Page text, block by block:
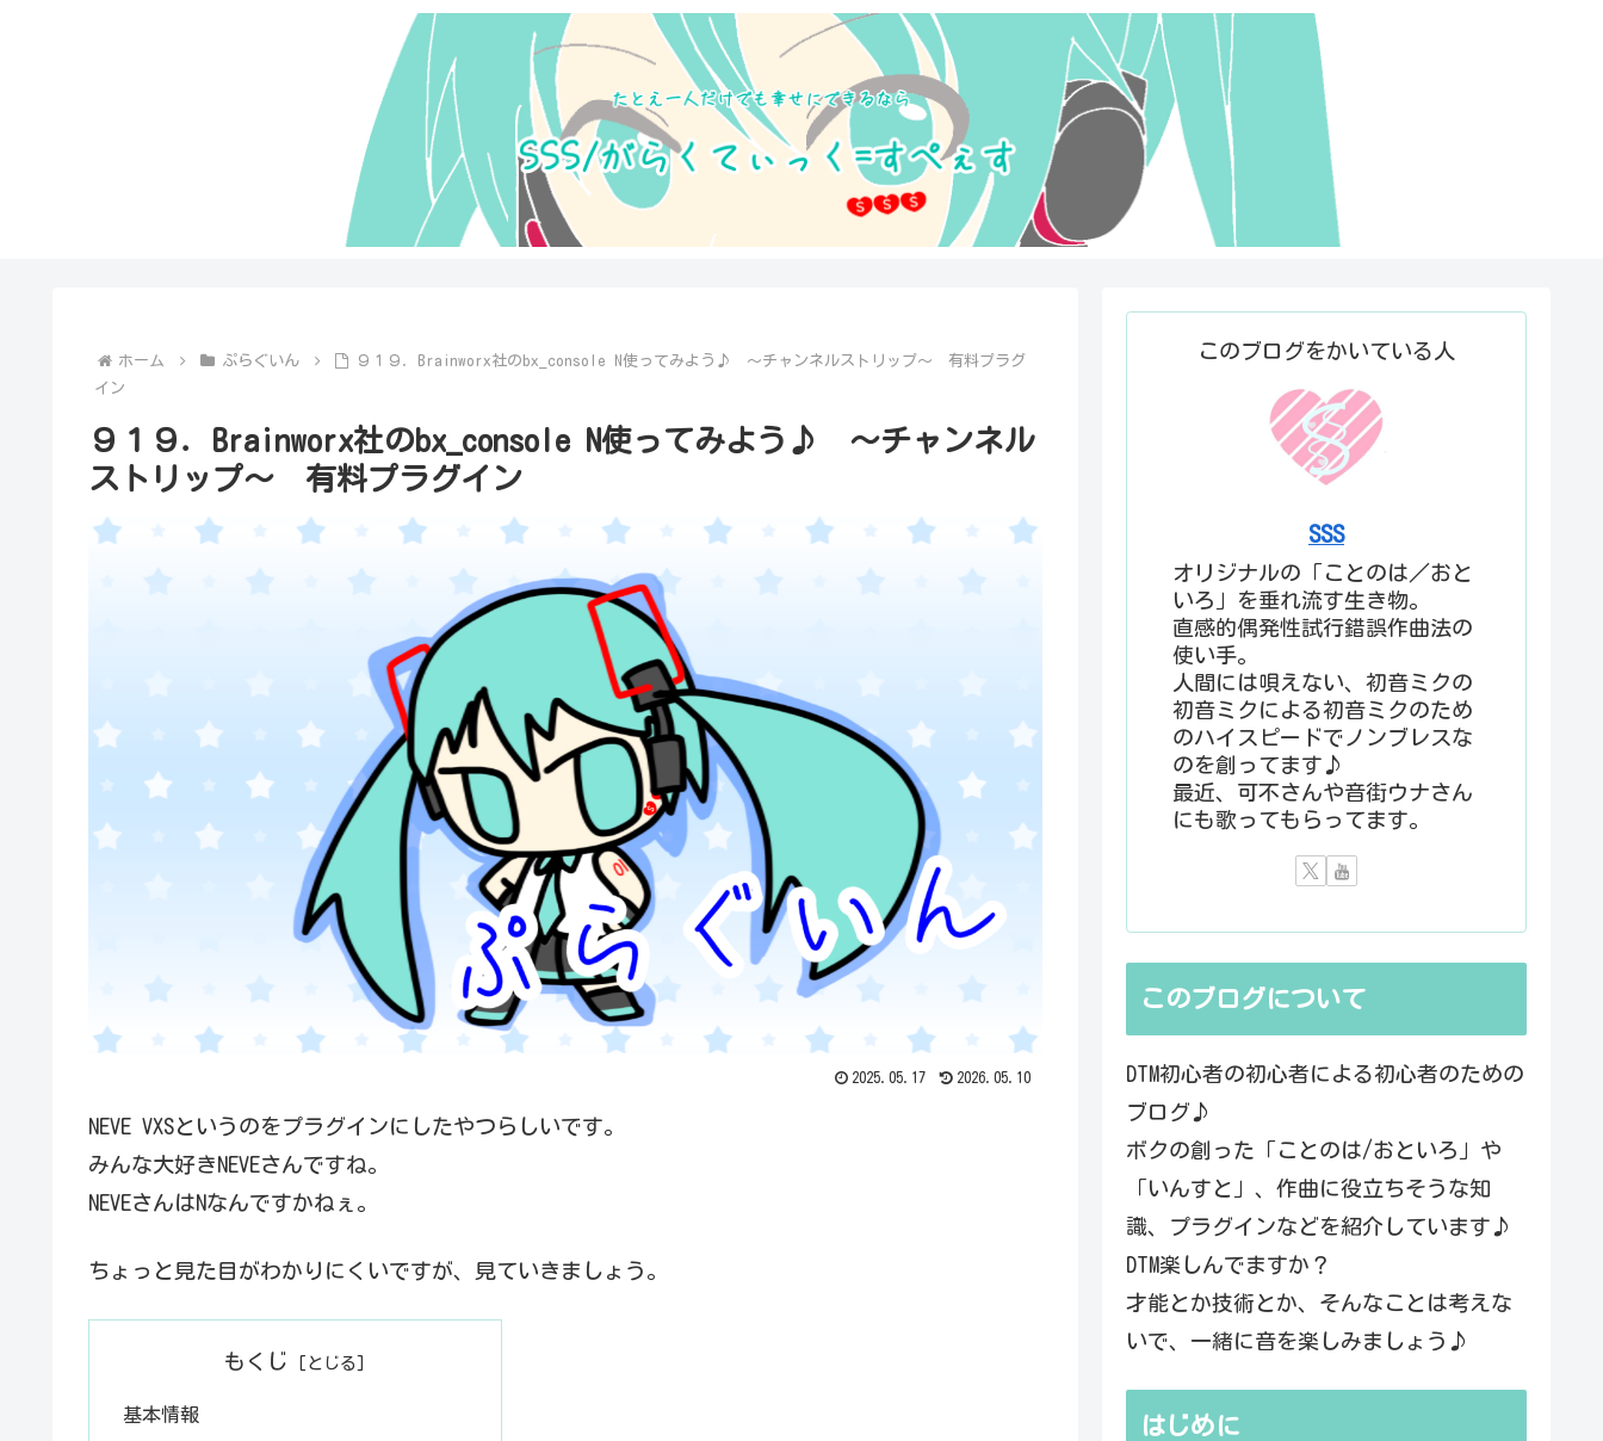
ホーム ぷらぐいん
９１９．Brainworx社のbx_console N使ってみよう♪ ～チャンネルストリップ～ 有料プラグ
イン
９１９．Brainworx社のbx_console N使ってみよう♪ ～チャンネル
ストリップ～ 有料プラグイン
2025.05.17 2026.05.10
NEVE VXSというのをプラグインにしたやつらしいです。
みんな大好きNEVEさんですね。
NEVEさんはNなんですかねぇ。
ちょっと見た目がわかりにくいですが、見ていきましょう。
もくじ
基本情報
このブログをかいている人
SSS
オリジナルの「ことのは／おと
いろ」を垂れ流す生き物。
直感的偶発性試行錯誤作曲法の
使い手。
人間には唄えない、初音ミクの
初音ミクによる初音ミクのため
のハイスピードでノンブレスな
のを創ってます♪
最近、可不さんや音街ウナさん
にも歌ってもらってます。
このブログについて
DTM初心者の初心者による初心者のための
ブログ♪
ボクの創った「ことのは/おといろ」や
「いんすと」、作曲に役立ちそうな知
識、プラグインなどを紹介しています♪
DTM楽しんでますか？
才能とか技術とか、そんなことは考えな
いで、一緒に音を楽しみましょう♪
はじめに